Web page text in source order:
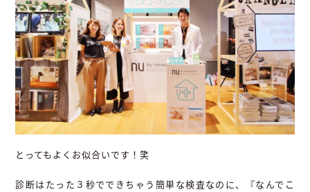
とってもよくお似合いです！笑
診断はたった３秒でできちゃう簡単な検査なのに、『なんでこ